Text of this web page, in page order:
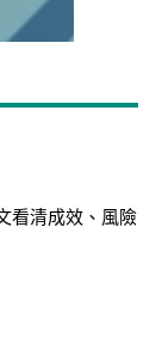
看清成效、風險